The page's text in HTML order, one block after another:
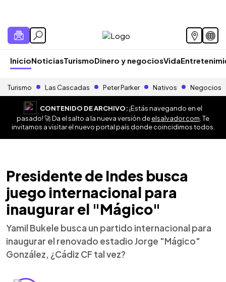
InicioNoticiasTurismoDinero y negociosVida
Turismo Las Cascadas Peter Parker Nativos Negocios
CONTENIDO DE ARCHIVO:¡Estás navegando en el
pasado! 🚀 Da el salto a la nueva versión deelsalvador.com . Te
invitamos a visitar el nuevo portal país donde coincidimos todos.
Presidente de Indes busca
juego internacional para
inaugurar el "Mágico"
Yamil Bukele busca un partido internacional para
inaugurar el renovado estadio Jorge "Mágico"
González, ¿Cádiz CF tal vez?